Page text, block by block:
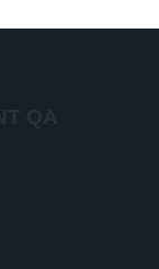
的策划编写）
QA